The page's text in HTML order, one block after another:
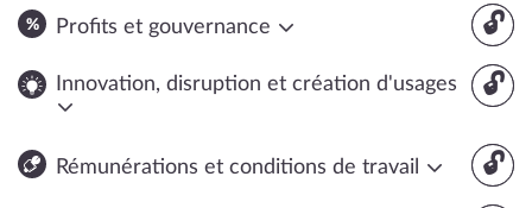
🔓
Profits et gouvernance
🔓
Innovation, disruption et création d'usages
🔓
Rémunérations et conditions de travail